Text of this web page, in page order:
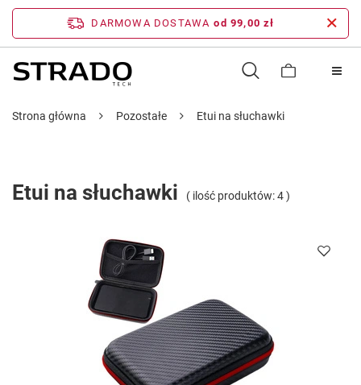
DARMOWA DOSTAWA od 99,00 zł
Strona główna Pozostałe Etui na słuchawki
Etui na słuchawki ( ilość produktów:4)